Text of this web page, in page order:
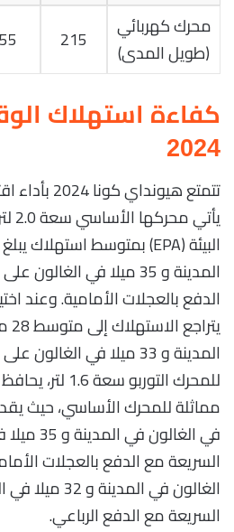
محرك كهربائي
(طويل المدى)
215
كفاءة استهلاك
2024
تتمتع
المدينة و 35 ميلا في
الدفع بالعجلات الأمامية. وعند
المدينة و 33 ميلا في
للمحرك
في
الغالون في
السريعة مع الدفع الرباعي.